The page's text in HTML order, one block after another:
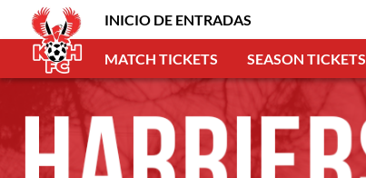
INICIO DE ENTRADAS
MATCH TICKETS SEASON TICKETS